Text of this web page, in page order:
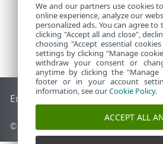
End of Life ESET білім қоры ESET
© 1992 - 2026 ESET, spol. s r.o. -
We and our partners use cookies
online experience, analyze our
personalized ads. You can agree
clicking "Accept all and close",
choosing "Accept essential
settings by clicking "Manage
withdraw your consent or
anytime by clicking the
footer or in your account
information, see ourCookie Policy.
ACCEPT ALL